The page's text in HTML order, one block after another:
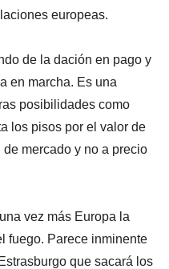
europeas.
de la dación en pago y
en marcha. Es una
posibilidades como
los pisos por el valor de
mercado y no a precio
vez más Europa la
fuego. Parece inminente
que sacará los